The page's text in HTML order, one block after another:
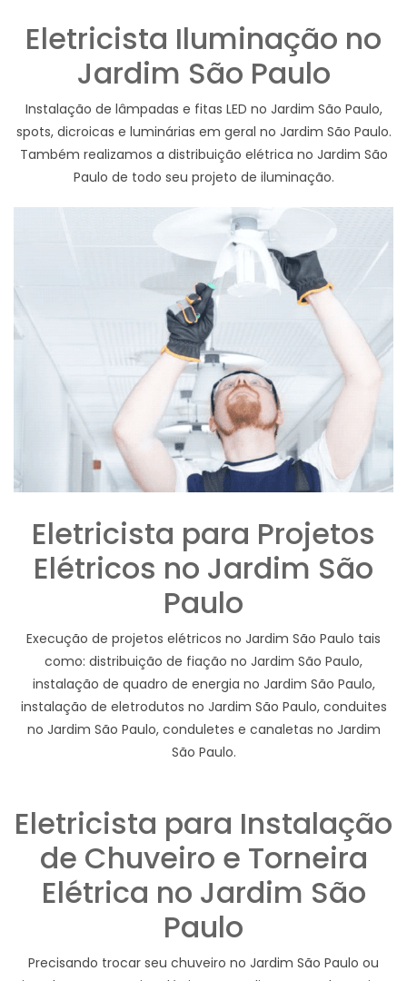
Eletricista Iluminação no
Jardim São Paulo
Instalação de lâmpadas e fitas LED no Jardim São Paulo,
spots, dicroicas e luminárias em geral no Jardim São Paulo.
Também realizamos a distribuição elétrica no Jardim São
Paulo de todo seu projeto de iluminação.
Eletricista para Projetos
Elétricos no Jardim São
Paulo
Execução de projetos elétricos no Jardim São Paulo tais
como: distribuição de fiação no Jardim São Paulo,
instalação de quadro de energia no Jardim São Paulo,
instalação de eletrodutos no Jardim São Paulo, conduites
no Jardim São Paulo, conduletes e canaletas no Jardim
São Paulo.
Eletricista para Instalação
de Chuveiro e Torneira
Elétrica no Jardim São
Paulo
Precisando trocar seu chuveiro no Jardim São Paulo ou